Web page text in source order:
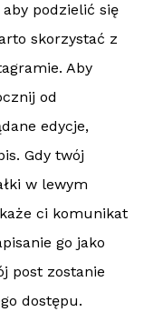
podzielić się
skorzystać z
Aby
od
edycje,
Gdy twój
w lewym
ci komunikat
go jako
post zostanie
dostępu.